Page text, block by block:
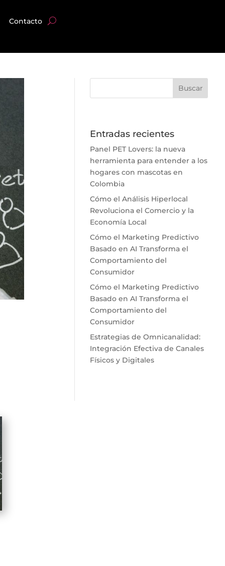
Contacto
Entradas recientes
Panel PET Lovers: la nueva
herramienta para entender a los
hogares con mascotas en
Colombia
Cómo el Análisis Hiperlocal
Revoluciona el Comercio y la
Economía Local
Cómo el Marketing Predictivo
Basado en AI Transforma el
Comportamiento del
Consumidor
Cómo el Marketing Predictivo
Basado en AI Transforma el
Comportamiento del
Consumidor
Estrategias de Omnicanalidad:
Integración Efectiva de Canales
Físicos y Digitales